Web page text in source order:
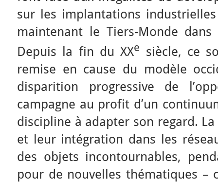
sur les implantations
maintenant le Tiers-Monde dans
Depuis la fin du XXe siècle, ce
remise en cause du modèle
disparition progressive de
campagne au profit d’un
discipline à adapter son regard.
et leur intégration dans les
des objets incontournables,
pour de nouvelles thématiques –